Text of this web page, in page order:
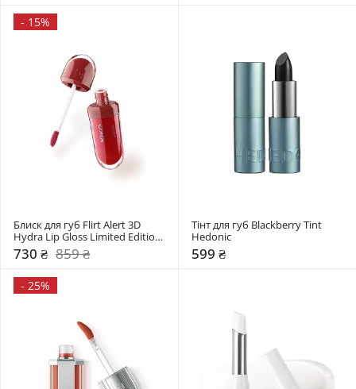
- 15%
Блиск для губ Flirt Alert 3D
Hydra Lip Gloss Limited Edition
Kiko Milano
730 ₴ 859 ₴
Тінт для губ Blackberry Tint
Hedonic
599 ₴
- 25%